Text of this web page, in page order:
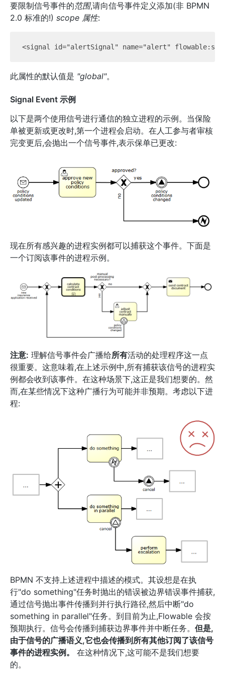
要限制信号事件的范围,请向信号事件定义添加(非 BPMN
2.0 标准的!) scope 属性:
此属性的默认值是 "global"。
Signal Event 示例
以下是两个使用信号进行通信的独立进程的示例。当保险
单被更新或更改时,第一个进程会启动。在人工参与者审核
完变更后,会抛出一个信号事件,表示保单已更改:
现在所有感兴趣的进程实例都可以捕获这个事件。下面是
一个订阅该事件的进程示例。
注意: 理解信号事件会广播给所有活动的处理程序这一点
很重要。这意味着,在上述示例中,所有捕获该信号的进程实
例都会收到该事件。在这种场景下,这正是我们想要的。然
而,在某些情况下这种广播行为可能并非预期。考虑以下进
程:
BPMN 不支持上述进程中描述的模式。其设想是在执
行"do something"任务时抛出的错误被边界错误事件捕获,
通过信号抛出事件传播到并行执行路径,然后中断"do
something in parallel"任务。到目前为止,Flowable 会按
预期执行。信号会传播到捕获边界事件并中断任务。 但是,
由于信号的广播语义,它也会传播到所有其他订阅了该信号
事件的进程实例。
在这种情况下,这可能不是我们想要
的。